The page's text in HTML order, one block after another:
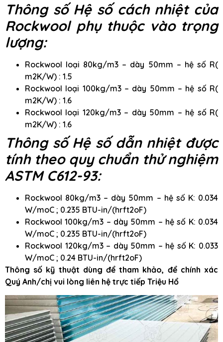
Thông số Hệ số cách nhiệt của
Rockwool phụ thuộc vào trọng
lượng:
Rockwool loại 80kg/m3 – dày 50mm – hệ số R(
m2K/W) : 1.5
Rockwool loại 100kg/m3 – dày 50mm – hệ số R(
m2K/W) : 1.6
Rockwool loại 120kg/m3 – dày 50mm – hệ số R(
m2K/W) : 1.6
Thông số Hệ số dẫn nhiệt được
tính theo quy chuẩn thử nghiệm
ASTM C612-93:
Rockwool 80kg/m3 – dày 50mm – hệ số K: 0.034
W/moC ; 0.235 BTU-in/(hrft2oF)
Rockwool 100kg/m3 – dày 50mm – hệ số K: 0.034
W/moC ; 0.235 BTU-in/(hrft2oF)
Rockwool 120kg/m3 – dày 50mm – hệ số K: 0.033
W/moC ; 0.24 BTU-in/(hrft2oF)
Thông số kỹ thuật dùng để tham khảo, để chính xác
Quý Anh/chị vui lòng liên hệ trực tiếp Triệu Hổ